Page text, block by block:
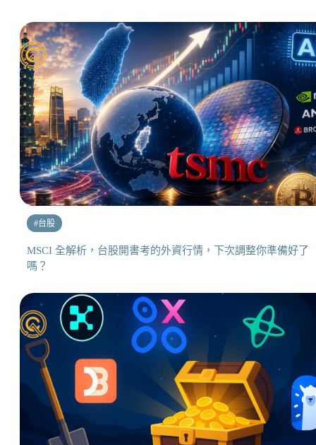
#台股
MSCI 全解析，台股開書考的外資行情，下次調整你準備好了
嗎？